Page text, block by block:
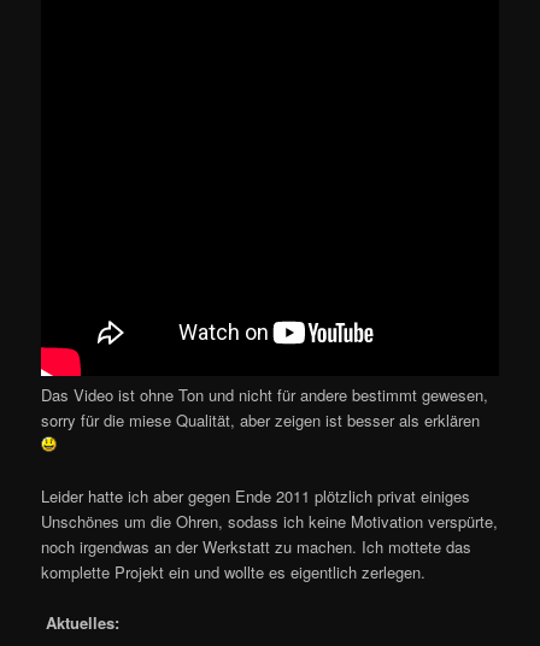
Das Video ist ohne Ton und nicht für andere bestimmt gewesen,
sorry für die miese Qualität, aber zeigen ist besser als erklären
Leider hatte ich aber gegen Ende 2011 plötzlich privat einiges
Unschönes um die Ohren, sodass ich keine Motivation verspürte,
noch irgendwas an der Werkstatt zu machen. Ich mottete das
komplette Projekt ein und wollte es eigentlich zerlegen.
Aktuelles: